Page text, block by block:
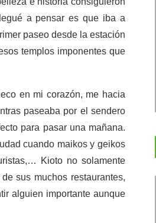
a pensar es que iba a
paseo desde la estación
templos imponentes que
en mi corazón, me hacia
paseaba por el sendero
para pasar una mañana.
cuando maikos y geikos
Kioto no solamente
sus muchos restaurantes,
alguien importante aunque